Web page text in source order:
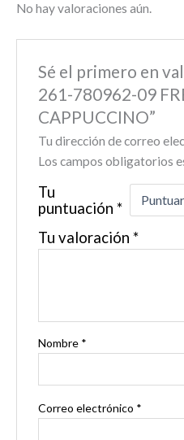
No hay valoraciones aún.
Sé el primero en
261-780962-09
CAPPUCCINO”
Tu dirección de correo
Los campos obligatorios
Tu
puntuación *
Tu valoración *
Nombre *
Correo electrónico *